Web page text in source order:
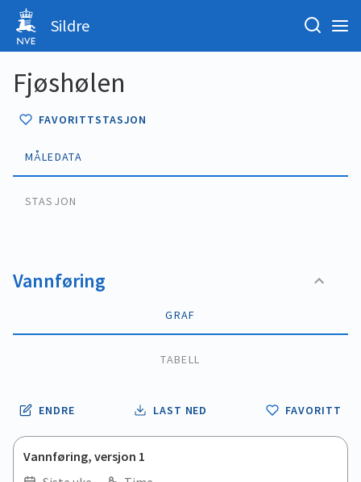
Sildre
Fjøshølen
FAVORITTSTASJON
MÅLEDATA
STASJON
Vannføring
GRAF
TABELL
ENDRE LAST NED FAVORITT
Vannføring, versjon 1